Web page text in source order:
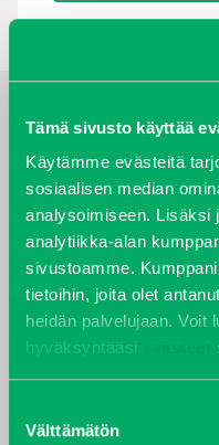
Tämä sivusto käyttää
Käytämme evästeitä
sosiaalisen median
analysoimiseen. Lisäksi
analytiikka-alan
sivustoamme.
tietoihin, joita olet
heidän palvelujaan. Voit
hyväksyntääsi
valinta
Välttämätön
Varaosat
Puh 020